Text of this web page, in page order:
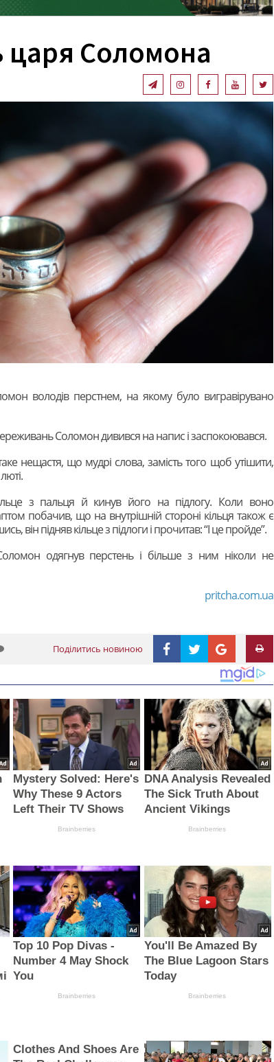
царя Соломона
володів перстнем, на якому було вигравірувано
Соломон дивився на напис і заспокоювався.
нещастя, що мудрі слова, замість того щоб утішити,
з пальця й кинув його на підлогу. Коли воно
побачив, що на внутрішній стороні кільця також є
він підняв кільце з підлоги і прочитав: “І це пройде”.
одягнув перстень і більше з ним ніколи не
pritcha.com.ua
Поділитись новиною
Mystery Solved: Here's
Why These 9 Actors
Left Their TV Shows
Brainberries
DNA Analysis Revealed
The Sick Truth About
Ancient Vikings
Brainberries
Top 10 Pop Divas -
Number 4 May Shock
You
Brainberries
You'll Be Amazed By
The Blue Lagoon Stars
Today
Brainberries
Clothes And Shoes Are